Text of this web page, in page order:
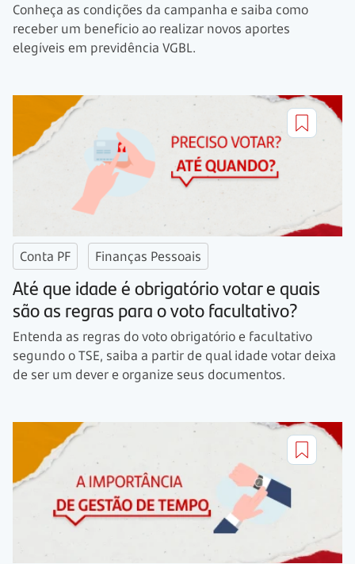
Conheça as condições da campanha e saiba como
receber um benefício ao realizar novos aportes
elegíveis em previdência VGBL.
Conta PF Finanças Pessoais
Até que idade é obrigatório votar e quais
são as regras para o voto facultativo?
Entenda as regras do voto obrigatório e facultativo
segundo o TSE, saiba a partir de qual idade votar deixa
de ser um dever e organize seus documentos.